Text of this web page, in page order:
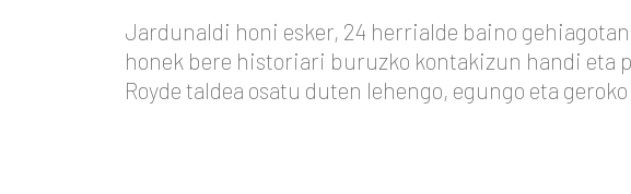
Jardunaldi honi esker, 24 herrialde baino
honek bere historiari buruzko kontakizun handi eta
Royde taldea osatu duten lehengo, egungo eta